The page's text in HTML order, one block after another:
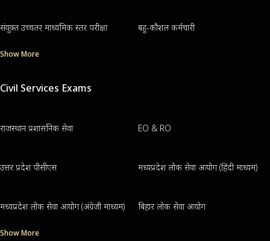
संयुक्त उच्चतर माध्यमिक स्तर परीक्षा बहु-कौशल कर्मचारी
Show More
Civil Services Exams
राजस्थान प्रशासनिक सेवा EO & RO
उत्तर प्रदेश पीसीएस मध्यप्रदेश लोक सेवा आयोग (हिंदी माध्यम)
मध्यप्रदेश लोक सेवा आयोग (अंग्रेजी माध्यम) बिहार लोक सेवा आयोग
Show More